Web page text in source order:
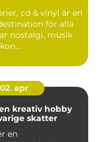
cd & vinyl är en
för alla
nostalgi, musik
02. apr
skatter
en